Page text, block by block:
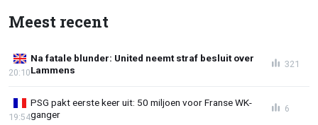
Meest recent
Na fatale blunder: United neemt straf besluit over
Lammens
20:10
321
PSG pakt eerste keer uit: 50 miljoen voor Franse WK-
ganger
19:54
6